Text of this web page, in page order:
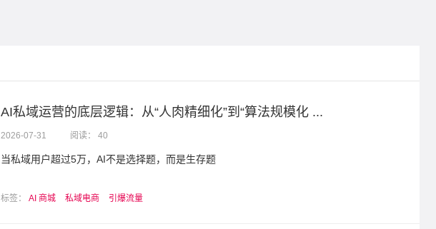
AI私域运营的底层逻辑：从“人肉精细化”到“算法规模化 ...
2026-07-31 阅读： 40
当私域用户超过5万，AI不是选择题，而是生存题
标签： AI 商城 私域电商 引爆流量